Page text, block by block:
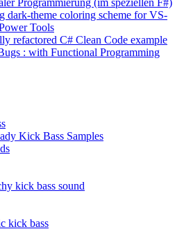
Programmierung (im speziellen F#)
dark-theme coloring scheme for VS-
Tools
refactored C# Clean Code example
: with Functional Programming
Kick Bass Samples
kick bass sound
kick bass